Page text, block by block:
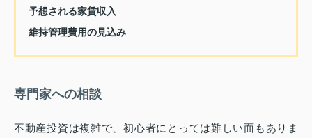
予想される家賃収入
維持管理費用の見込み
専門家への相談
不動産投資は複雑で、初心者にとっては難しい面もありま